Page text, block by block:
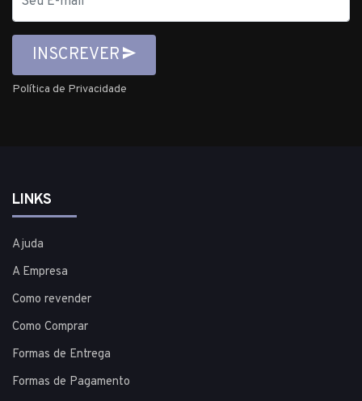
mail
INSCREVER
Política de Privacidade
LINKS
Ajuda
A Empresa
Como revender
Como Comprar
Formas de Entrega
Formas de Pagamento